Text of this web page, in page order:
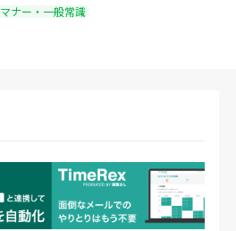
マナー・一般常識